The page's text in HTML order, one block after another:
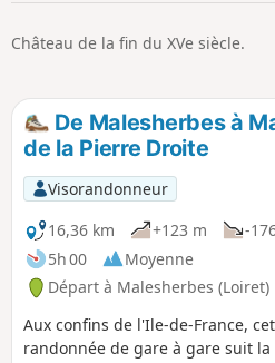
Château de la fin du XVe siècle.
De Malesherbes à
de la Pierre Droite
Visorandonneur
16,36 km
+123 m
-
5h 00
Moyenne
Départ à Malesherbes (Loiret)
Aux confins de l'Ile-de-France,
randonnée de gare à gare suit la